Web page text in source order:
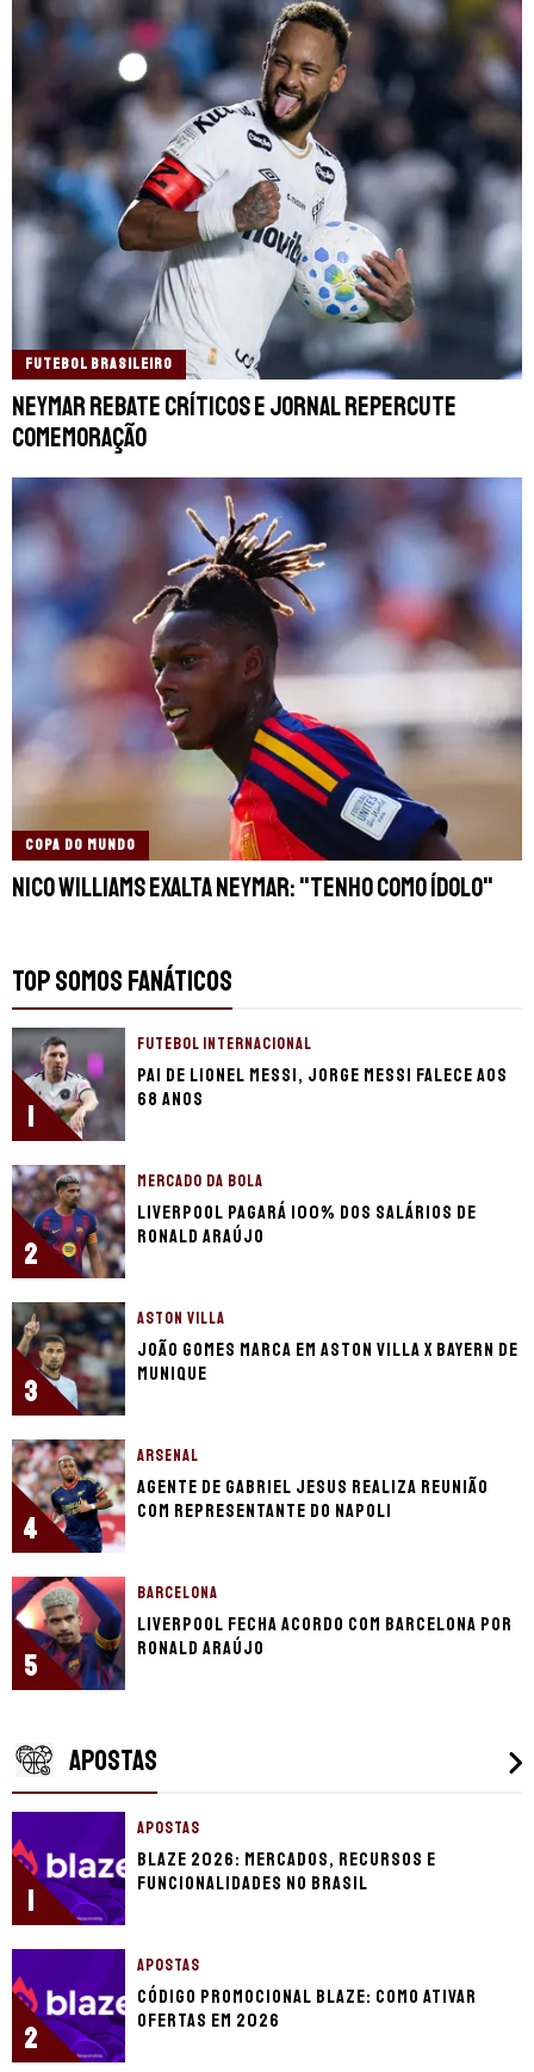
FUTEBOL BRASILEIRO
Neymar rebate críticos e jornal repercute
comemoração
COPA DO MUNDO
Nico Williams exalta Neymar: "Tenho como ídolo"
TOP SOMOS FANÁTICOS
1
FUTEBOL INTERNACIONAL
Pai de Lionel Messi, Jorge Messi falece aos
68 anos
2
MERCADO DA BOLA
Liverpool pagará 100% dos salários de
Ronald Araújo
3
ASTON VILLA
João Gomes marca em Aston Villa x Bayern de
Munique
4
ARSENAL
Agente de Gabriel Jesus realiza reunião
com representante do Napoli
5
BARCELONA
Liverpool fecha acordo com Barcelona por
Ronald Araújo
APOSTAS
1
APOSTAS
Blaze 2026: mercados, recursos e
funcionalidades no Brasil
2
APOSTAS
Código promocional Blaze: como ativar
ofertas em 2026